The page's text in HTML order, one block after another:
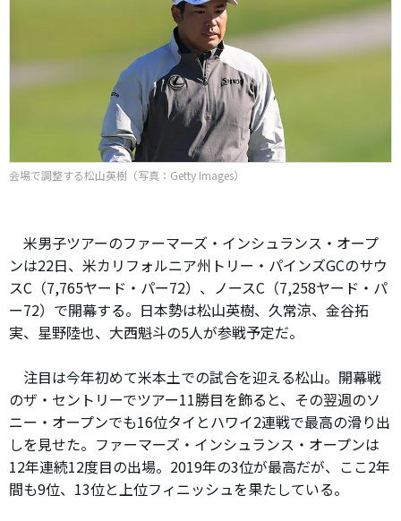
会場で調整する松山英樹（写真：Getty Images）
米男子ツアーのファーマーズ・インシュランス・オープ
ンは22日、米カリフォルニア州トリー・パインズGCのサウ
スC（7,765ヤード・パー72）、ノースC（7,258ヤード・パ
ー72）で開幕する。日本勢は松山英樹、久常涼、金谷拓
実、星野陸也、大西魁斗の5人が参戦予定だ。
注目は今年初めて米本土での試合を迎える松山。開幕戦
のザ・セントリーでツアー11勝目を飾ると、その翌週のソ
ニー・オープンでも16位タイとハワイ2連戦で最高の滑り出
しを見せた。ファーマーズ・インシュランス・オープンは
12年連続12度目の出場。2019年の3位が最高だが、ここ2年
間も9位、13位と上位フィニッシュを果たしている。